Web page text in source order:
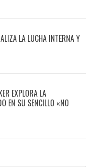
LA LUCHA INTERNA Y
EXPLORA LA
EN SU SENCILLO «NO